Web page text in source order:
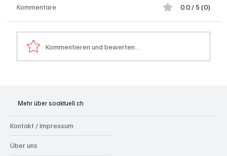
Kommentare 0.0 / 5 (0)
Kommentieren und bewerten...
Mehr über soaktuell.ch
Kontakt / Impressum
Über uns